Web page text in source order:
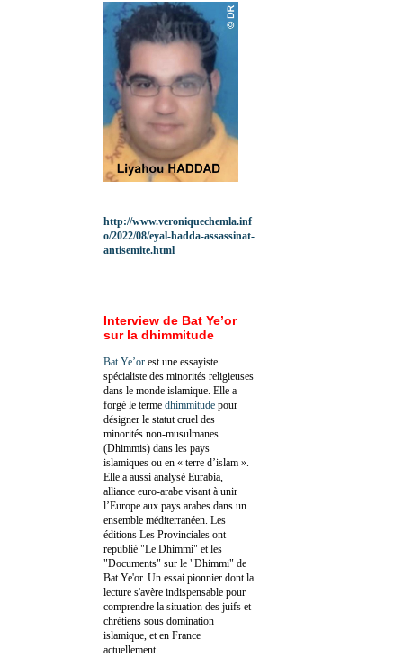
http://www.veroniquechemla.inf
o/2022/08/eyal-hadda-assassinat-
antisemite.html
Interview de Bat Ye’or
sur la dhimmitude
Bat Ye’or est une essayiste
spécialiste des minorités religieuses
dans le monde islamique. Elle a
forgé le terme dhimmitude pour
désigner le statut cruel des
minorités non-musulmanes
(Dhimmis) dans les pays
islamiques ou en « terre d’islam ».
Elle a aussi analysé Eurabia,
alliance euro-arabe visant à unir
l’Europe aux pays arabes dans un
ensemble méditerranéen. Les
éditions Les Provinciales ont
republié "Le Dhimmi" et les
"Documents" sur le "Dhimmi" de
Bat Ye'or. Un essai pionnier dont la
lecture s'avère indispensable pour
comprendre la situation des juifs et
chrétiens sous domination
islamique, et en France
actuellement.